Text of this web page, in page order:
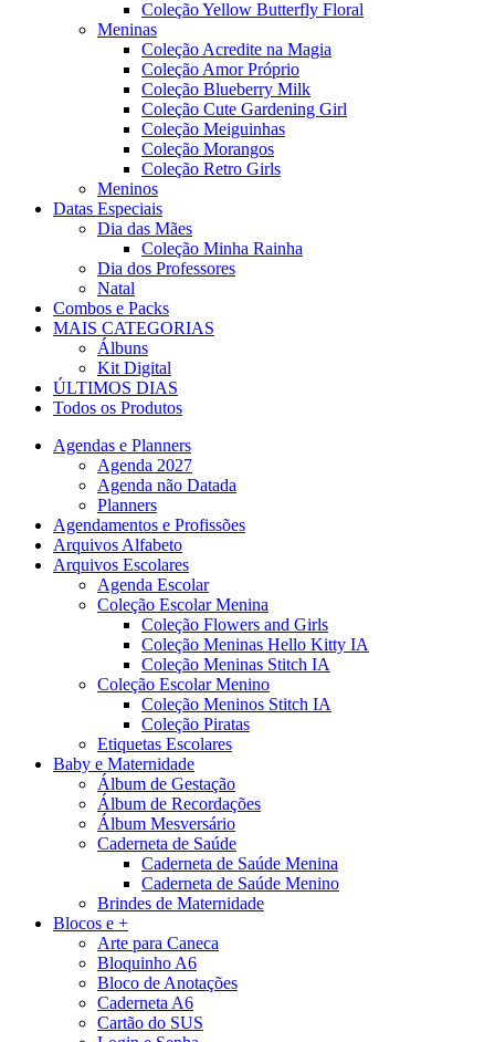
Coleção Yellow Butterfly Floral
Meninas
Coleção Acredite na Magia
Coleção Amor Próprio
Coleção Blueberry Milk
Coleção Cute Gardening Girl
Coleção Meiguinhas
Coleção Morangos
Coleção Retro Girls
Meninos
Datas Especiais
Dia das Mães
Coleção Minha Rainha
Dia dos Professores
Natal
Combos e Packs
MAIS CATEGORIAS
Álbuns
Kit Digital
ÚLTIMOS DIAS
Todos os Produtos
Agendas e Planners
Agenda 2027
Agenda não Datada
Planners
Agendamentos e Profissões
Arquivos Alfabeto
Arquivos Escolares
Agenda Escolar
Coleção Escolar Menina
Coleção Flowers and Girls
Coleção Meninas Hello Kitty IA
Coleção Meninas Stitch IA
Coleção Escolar Menino
Coleção Meninos Stitch IA
Coleção Piratas
Etiquetas Escolares
Baby e Maternidade
Álbum de Gestação
Álbum de Recordações
Álbum Mesversário
Caderneta de Saúde
Caderneta de Saúde Menina
Caderneta de Saúde Menino
Brindes de Maternidade
Blocos e +
Arte para Caneca
Bloquinho A6
Bloco de Anotações
Caderneta A6
Cartão do SUS